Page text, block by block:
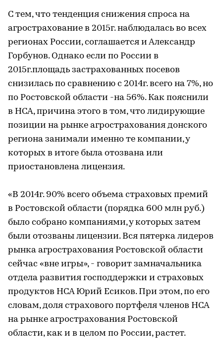
С тем, что тенденция снижения спроса на
агрострахование в 2015г. наблюдалась во всех
регионах России, соглашается и Александр
Горбунов. Однако если по России в
2015г.площадь застрахованных посевов
снизилась по сравнению с 2014г. всего на 7%, но
по Ростовской области -на 56%. Как пояснили
в НСА, причина этого в том, что лидирующие
позиции на рынке агрострахования донского
региона занимали именно те компании, у
которых в итоге была отозвана или
приостановлена лицензия.
«В 2014г. 90% всего объема страховых премий
в Ростовской области (порядка 600 млн руб.)
было собрано компаниями, у которых затем
были отозваны лицензии. Вся пятерка лидеров
рынка агрострахования Ростовской области
сейчас «вне игры», - говорит замначальника
отдела развития господдержки и страховых
продуктов НСА Юрий Есиков. При этом, по его
словам, доля страхового портфеля членов НСА
на рынке агрострахования Ростовской
области, как и в целом по России, растет.